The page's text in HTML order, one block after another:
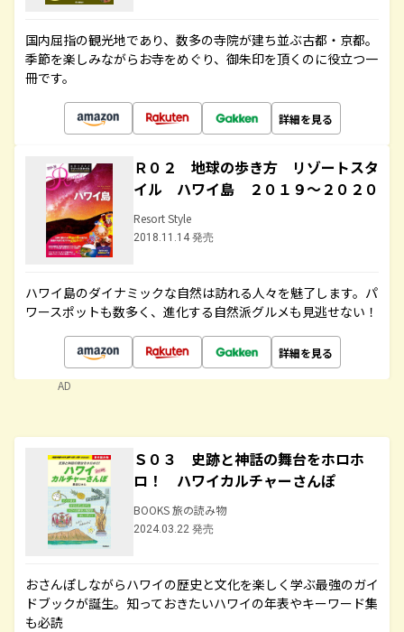
国内屈指の観光地であり、数多の寺院が建ち並ぶ古都・京都。
季節を楽しみながらお寺をめぐり、御朱印を頂くのに役立つ一
冊です。
詳細を見る
Ｒ０２ 地球の歩き方 リゾートスタ
イル ハワイ島 ２０１９～２０２０
Resort Style
2018.11.14 発売
ハワイ島のダイナミックな自然は訪れる人々を魅了します。パ
ワースポットも数多く、進化する自然派グルメも見逃せない！
詳細を見る
AD
Ｓ０３ 史跡と神話の舞台をホロホ
ロ！ ハワイカルチャーさんぽ
BOOKS 旅の読み物
2024.03.22 発売
おさんぽしながらハワイの歴史と文化を楽しく学ぶ最強のガイ
ドブックが誕生。知っておきたいハワイの年表やキーワード集
も必読